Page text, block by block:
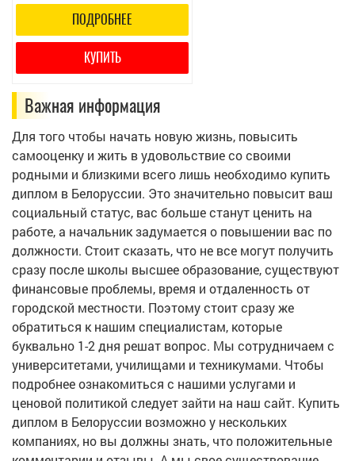
ПОДРОБНЕЕ
КУПИТЬ
Важная информация
Для того чтобы начать новую жизнь, повысить
самооценку и жить в удовольствие со своими
родными и близкими всего лишь необходимо купить
диплом в Белоруссии. Это значительно повысит ваш
социальный статус, вас больше станут ценить на
работе, а начальник задумается о повышении вас по
должности. Стоит сказать, что не все могут получить
сразу после школы высшее образование, существуют
финансовые проблемы, время и отдаленность от
городской местности. Поэтому стоит сразу же
обратиться к нашим специалистам, которые
буквально 1-2 дня решат вопрос. Мы сотрудничаем с
университетами, училищами и техникумами. Чтобы
подробнее ознакомиться с нашими услугами и
ценовой политикой следует зайти на наш сайт. Купить
диплом в Белоруссии возможно у нескольких
компаниях, но вы должны знать, что положительные